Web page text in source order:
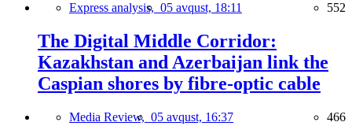
Express analysis, 05 avqust, 18:11 552
The Digital Middle Corridor:
Kazakhstan and Azerbaijan link the
Caspian shores by fibre-optic cable
Media Review, 05 avqust, 16:37 466